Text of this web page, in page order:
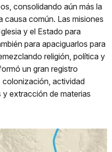
consolidando aún más la
causa común. Las misiones
y el Estado para
para apaciguarlos para
religión, política y
un gran registro
actividad
extracción de materias